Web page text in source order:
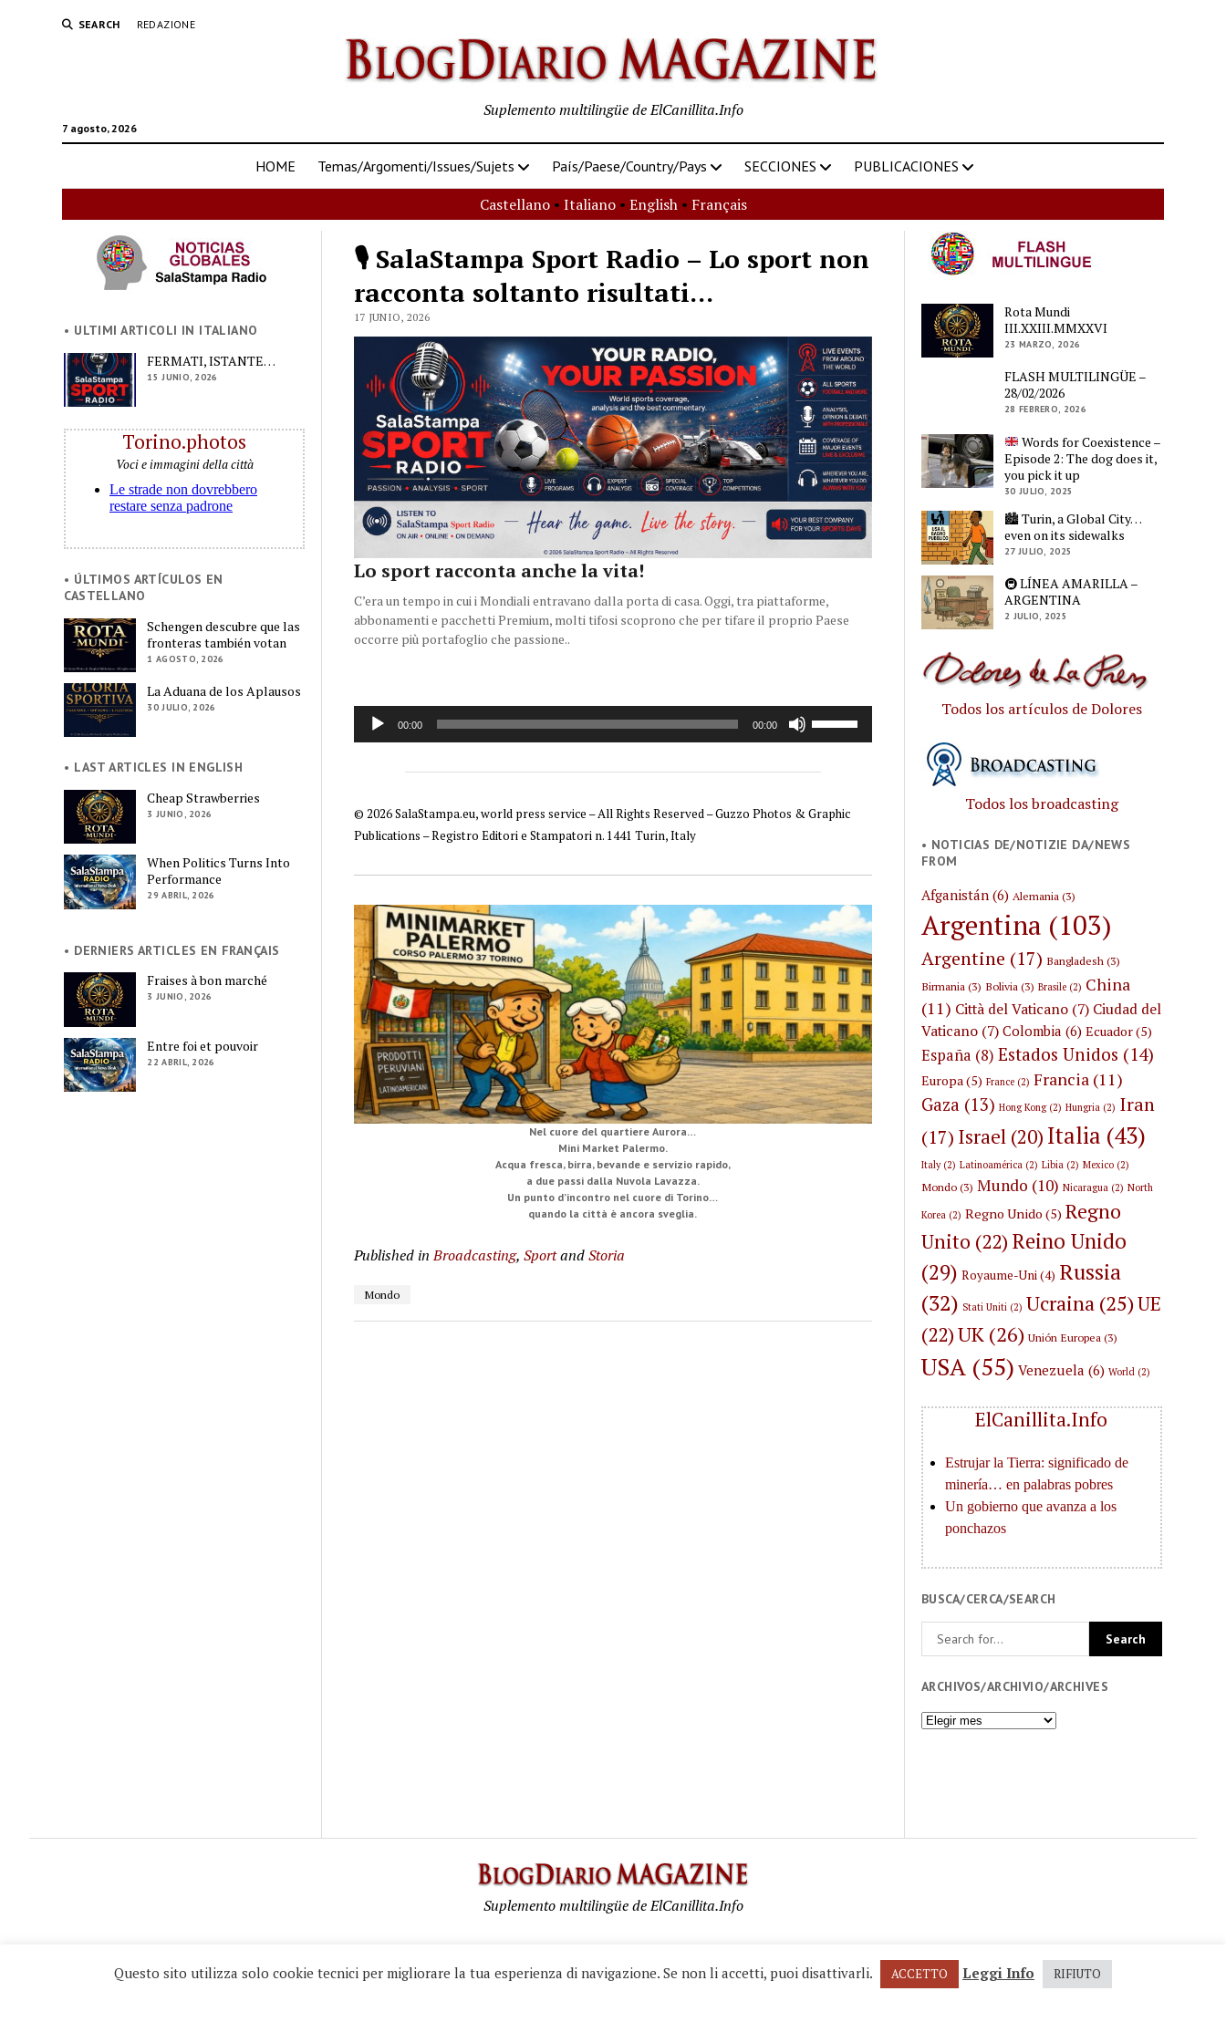
SEARCH REDAZIONE
7 agosto, 2026
Suplemento multilingüe de ElCanillita.Info
HOME Temas/Argomenti/Issues/Sujets País/Paese/Country/Pays SECCIONES PUBLICACIONES
Castellano• Italiano• English• Français
• ULTIMI ARTICOLI IN ITALIANO
FERMATI, ISTANTE…
15 JUNIO, 2026
Torino.photos
Voci e immagini della città
• ÚLTIMOS ARTÍCULOS EN
CASTELLANO
Schengen descubre que las
fronteras también votan
1 AGOSTO, 2026
La Aduana de los Aplausos
30 JULIO, 2026
• LAST ARTICLES IN ENGLISH
Cheap Strawberries
3 JUNIO, 2026
When Politics Turns Into
Performance
29 ABRIL, 2026
• DERNIERS ARTICLES EN FRANÇAIS
Fraises à bon marché
3 JUNIO, 2026
Entre foi et pouvoir
22 ABRIL, 2026
🎙️ SalaStampa Sport Radio – Lo sport non
racconta soltanto risultati…
17 JUNIO, 2026
Lo sport racconta anche la vita!
C’era un tempo in cui i Mondiali entravano dalla porta di casa. Oggi, tra piattaforme,
abbonamenti e pacchetti Premium, molti tifosi scoprono che per tifare il proprio Paese
occorre più portafoglio che passione..
Reproductor
de
00:00 00:00
arriba/abajo
disminuir
el
volumen.
© 2026 SalaStampa.eu, world press service – All Rights Reserved – Guzzo Photos & Graphic
Publications – Registro Editori e Stampatori n. 1441 Turin, Italy
Nel cuore del quartiere Aurora…
Mini Market Palermo.
Acqua fresca, birra, bevande e servizio rapido,
a due passi dalla Nuvola Lavazza.
Un punto d’incontro nel cuore di Torino…
quando la città è ancora sveglia.
Published in Broadcasting, SportandStoria
Mondo
Rota Mundi
III.XXIII.MMXXVI
23 MARZO, 2026
FLASH MULTILINGÜE –
28/02/2026
28 FEBRERO, 2026
Words for Coexistence –
Episode 2: The dog does it,
you pick it up
30 JULIO, 2025
🏙️ Turin, a Global City…
even on its sidewalks
27 JULIO, 2025
🚇 LÍNEA AMARILLA –
ARGENTINA
2 JULIO, 2025
Todos los artículos de Dolores
Todos los broadcasting
• NOTICIAS DE/NOTIZIE DA/NEWS
FROM
Afganistán (6) Alemania (3)
Argentina (103)
Argentine (17) Bangladesh (3)
Birmania (3) Bolivia (3) Brasile (2) China
(11) Città del Vaticano (7) Ciudad del
Vaticano (7) Colombia (6) Ecuador(5)
España (8) Estados Unidos (14)
Europa(5) France (2) Francia (11)
Gaza (13) Hong Kong(2) Hungria (2) Iran
(17) Israel (20) Italia (43)
Italy(2) Latinoamérica (2) Libia (2) Mexico (2)
Mondo(3) Mundo (10) Nicaragua (2) North
Korea (2) Regno Unido (5) Regno
Unito (22) Reino Unido
(29) Royaume-Uni(4) Russia
(32) Stati Uniti (2) Ucraina (25)UE
(22)UK (26) Unión Europea (3)
USA (55) Venezuela (6) World (2)
ElCanillita.Info
BUSCA/CERCA/SEARCH
ARCHIVOS/ARCHIVIO/ARCHIVES
Archivos/Archivio/Archives
Suplemento multilingüe de ElCanillita.Info
© 1995-2026 BlogDiario.info - All rights reserved. © 2026 Guzzo Photos & Graphic Publications. • P.IVA 04617400017
Questo sito utilizza solo cookie tecnici per migliorare la tua esperienza di navigazione. Se non li accetti, puoi disattivarli. ACCETTO Leggi Info RIFIUTO